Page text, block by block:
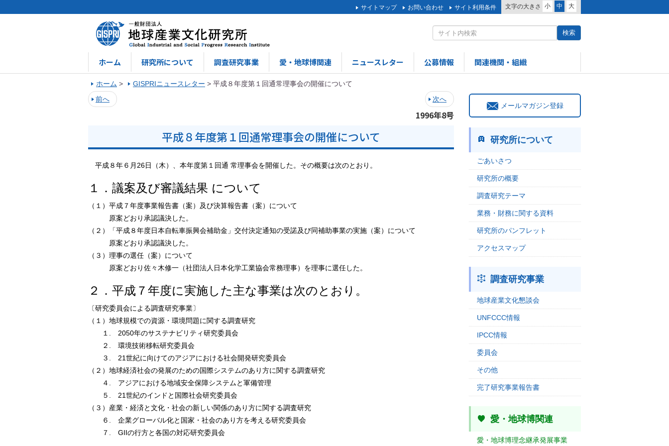
文字の大きさ 小 中 大
サイトマップ お問い合わせ サイト利用条件
ホーム 研究所について 調査研究事業 愛・地球博関連 ニュースレター 公募情報 関連機関・組織
ホーム > GISPRIニュースレター > 平成８年度第１回通常理事会の開催について
前へ
次へ
1996年8号
平成８年度第１回通常理事会の開催について
平成８年６月26日（木）、本年度第１回通 常理事会を開催した。その概要は次のとおり。
１．議案及び審議結果 について
（１）平成７年度事業報告書（案）及び決算報告書（案）について
原案どおり承認議決した。
（２）「平成８年度日本自転車振興会補助金」交付決定通知の受諾及び同補助事業の実施（案）について
原案どおり承認議決した。
（３）理事の選任（案）について
原案どおり佐々木修一（社団法人日本化学工業協会常務理事）を理事に選任した。
２．平成７年度に実施した主な事業は次のとおり。
〔研究委員会による調査研究事業〕
（１）地球規模での資源・環境問題に関する調査研究
１. 2050年のサステナビリティ研究委員会
２. 環境技術移転研究委員会
３. 21世紀に向けてのアジアにおける社会開発研究委員会
（２）地球経済社会の発展のための国際システムのあり方に関する調査研究
４. アジアにおける地域安全保障システムと軍備管理
５. 21世紀のインドと国際社会研究委員会
（３）産業・経済と文化・社会の新しい関係のあり方に関する調査研究
６. 企業グローバル化と国家・社会のあり方を考える研究委員会
７. GIIの行方と各国の対応研究委員会
メールマガジン登録
研究所について
ごあいさつ
研究所の概要
調査研究テーマ
業務・財務に関する資料
研究所のパンフレット
アクセスマップ
調査研究事業
地球産業文化懇談会
UNFCCC情報
IPCC情報
委員会
その他
完了研究事業報告書
愛・地球博関連
愛・地球博理念継承発展事業